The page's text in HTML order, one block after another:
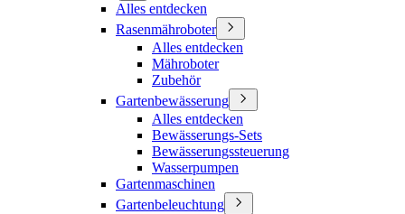
Alles entdecken
Rasenmähroboter
Alles entdecken
Mähroboter
Zubehör
Gartenbewässerung
Alles entdecken
Bewässerungs-Sets
Bewässerungssteuerung
Wasserpumpen
Gartenmaschinen
Gartenbeleuchtung